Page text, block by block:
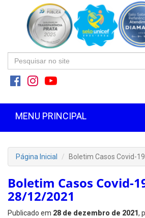
MENU PRINCIPAL
Página Inicial Boletim Casos Covid-
Boletim Casos Covid-
28/12/2021
Publicado em 28 de dezembro de 2021,